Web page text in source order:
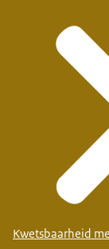
Kwetsbaarheid